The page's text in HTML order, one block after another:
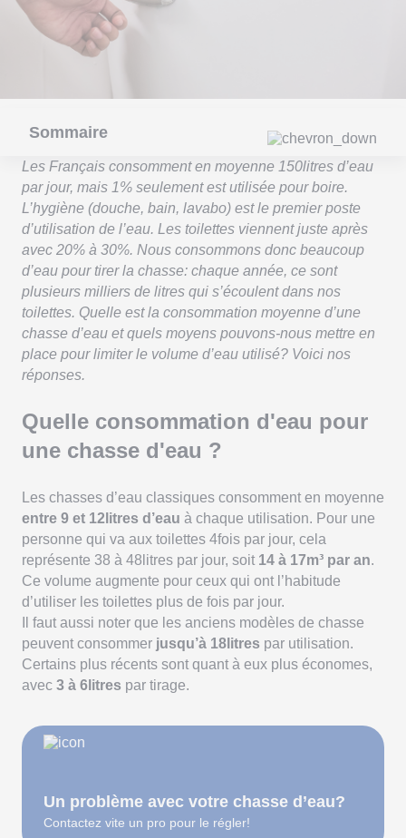
Sommaire
Les Français consomment en moyenne 150litres d’eau
par jour, mais 1% seulement est utilisée pour boire.
L’hygiène (douche, bain, lavabo) est le premier poste
d’utilisation de l’eau. Les toilettes viennent juste après
avec 20% à 30%. Nous consommons donc beaucoup
d’eau pour tirer la chasse: chaque année, ce sont
plusieurs milliers de litres qui s’écoulent dans nos
toilettes. Quelle est la consommation moyenne d’une
chasse d’eau et quels moyens pouvons-nous mettre en
place pour limiter le volume d’eau utilisé? Voici nos
réponses.
Quelle consommation d'eau pour
une chasse d'eau ?
Les chasses d’eau classiques consomment en moyenne
entre 9 et 12litres d’eau à chaque utilisation. Pour une
personne qui va aux toilettes 4fois par jour, cela
représente 38 à 48litres par jour, soit 14 à 17m³ par an.
Ce volume augmente pour ceux qui ont l’habitude
d’utiliser les toilettes plus de fois par jour.
Il faut aussi noter que les anciens modèles de chasse
peuvent consommer jusqu’à 18litres par utilisation.
Certains plus récents sont quant à eux plus économes,
avec 3 à 6litres par tirage.
Un problème avec votre chasse d’eau?
Contactez vite un pro pour le régler!